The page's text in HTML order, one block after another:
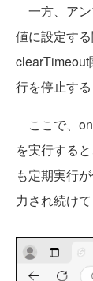
一方、アン
値に設定す
行を停止する
ここで、
を実行する
も定期実行
力され続け